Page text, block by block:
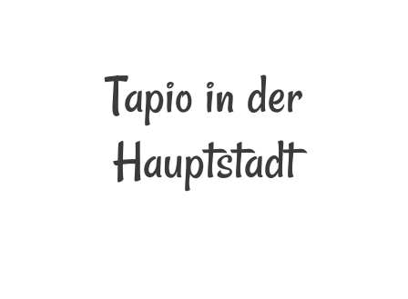
Tapio in der
Hauptstadt